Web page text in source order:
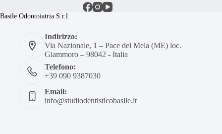
Basile Odontoiatria S.r.l.
Indirizzo:
Via Nazionale, 1 – Pace del Mela (ME) loc.
Giammoro – 98042 - Italia
Telefono:
+39 090 9387030
Email:
info@studiodentisticobasile.it